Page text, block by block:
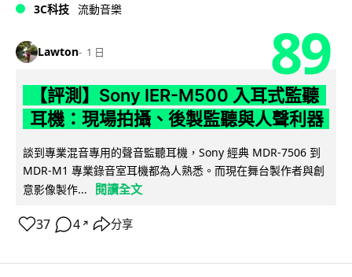
3C科技 流動音樂
Lawton 1 日 89
【評測】Sony IER-M500 入耳式監聽
耳機：現場拍攝、後製監聽與人聲利器
談到專業混音專用的聲音監聽耳機，Sony 經典 MDR-7506 到
MDR-M1 專業錄音室耳機都為人熟悉。而現在舞台製作者與創
意影像製作...
閱讀全文
37 4 ↗ 分享